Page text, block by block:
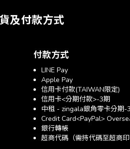
及付款方式
付款方式
LINE Pay
Apple Pay
信用卡付款(TAIWAN限定)
信用卡<分期付款>-3期
中租 - zingala銀角零卡分期-
Credit Card<PayPal>
銀行轉帳
超商代碼（需持代碼至超商